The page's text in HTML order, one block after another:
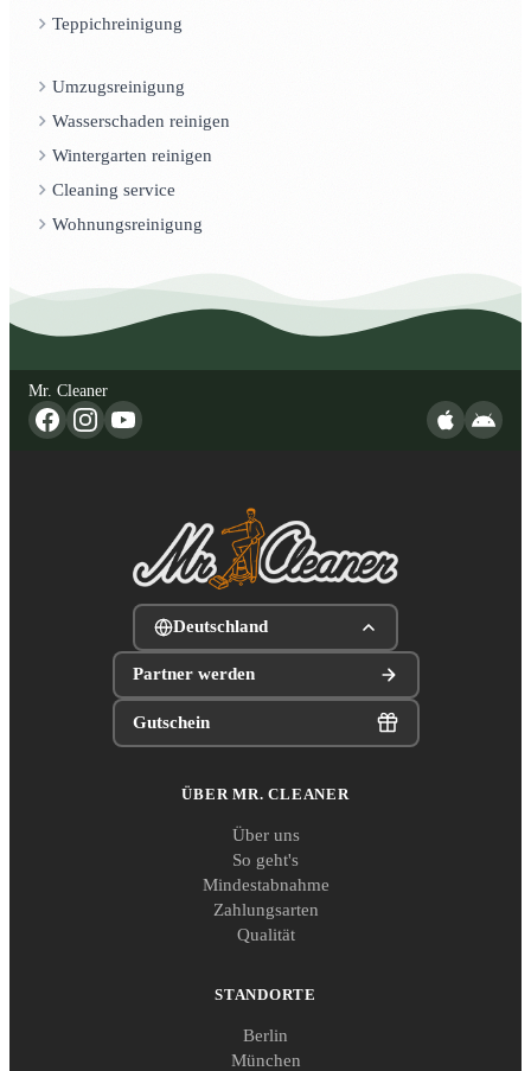
Teppichreinigung
Umzugsreinigung
Wasserschaden reinigen
Wintergarten reinigen
Cleaning service
Wohnungsreinigung
Mr. Cleaner
Deutschland
Partner werden
Gutschein
ÜBER MR. CLEANER
Über uns
So geht's
Mindestabnahme
Zahlungsarten
Qualität
STANDORTE
Berlin
München